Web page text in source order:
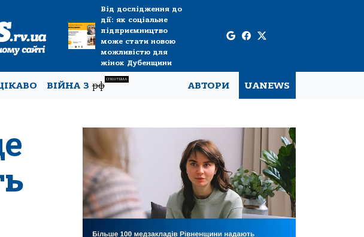
Від дослідження до
дії: як соціальне
підприємництво
може стати новою
можливістю для
жінок Дубенщини
ВІЙНА Зрф
СПЕЦТЕМА
АВТОРИ UANEWS